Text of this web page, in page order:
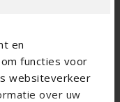
en
functies voor
websiteverkeer
over uw